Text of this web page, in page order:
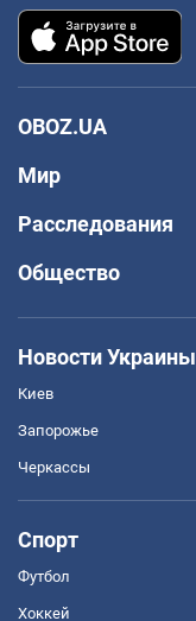
OBOZ.UA
Мир
Расследования
Общество
Новости Украины
Киев
Запорожье
Черкассы
Спорт
Футбол
Хоккей